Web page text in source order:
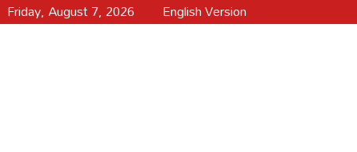
Friday, August 7, 2026 English Version